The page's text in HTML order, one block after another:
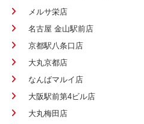
メルサ栄店
名古屋 金山駅前店
京都駅八条口店
大丸京都店
なんばマルイ店
大阪駅前第4ビル店
大丸梅田店